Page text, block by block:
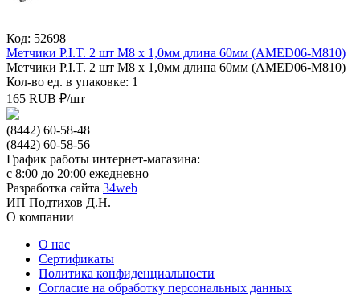
Код: 52698
Метчики P.I.T. 2 шт M8 x 1,0мм длина 60мм (AMED06-M810)
Метчики P.I.T. 2 шт M8 x 1,0мм длина 60мм (AMED06-M810)
Кол-во ед. в упаковке: 1
165 RUB ₽/шт
(8442) 60-58-48
(8442) 60-58-56
График работы интернет-магазина:
с 8:00 до 20:00 ежедневно
Разработка сайта 34web
ИП Подтихов Д.Н.
О компании
О нас
Сертификаты
Политика конфиденциальности
Согласие на обработку персональных данных